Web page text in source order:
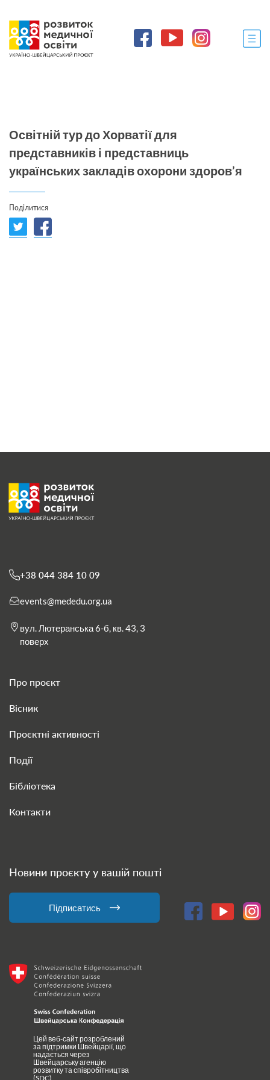
Освітній тур до Хорватії для
представників і представниць
українських закладів охорони здоров’я
Поділитися
+38 044 384 10 09
events@mededu.org.ua
вул. Лютеранська 6-б, кв. 43, 3
поверх
Про проєкт
Вісник
Проєктні активності
Події
Бібліотека
Контакти
Новини проєкту у вашій пошті
Підписатись
Цей веб-сайт розроблений
за підтримки Швейцарії, що
надається через
Швейцарську агенцію
розвитку та співробітництва
(SDC)